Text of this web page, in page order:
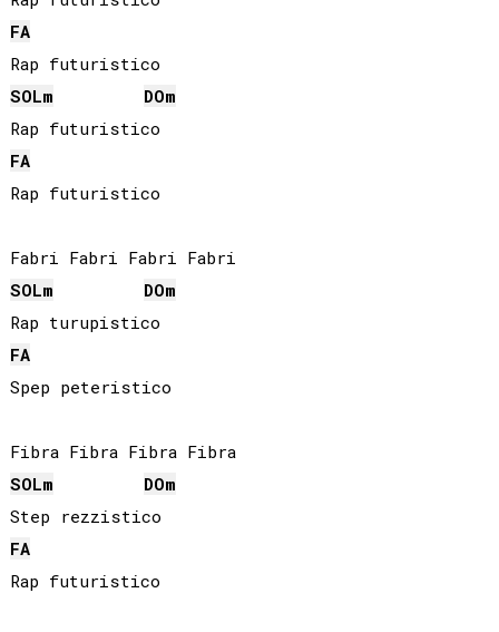
FA
SOLm DOm
FA
Rap futuristico
SOLm DOm
FA
Spep peteristico
Fibra Fibra Fibra Fibra
SOLm DOm
FA
Rap futuristico